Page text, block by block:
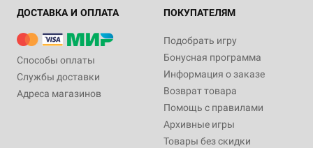
ДОСТАВКА И ОПЛАТА
Способы оплаты
Службы доставки
Адреса магазинов
ПОКУПАТЕЛЯМ
Подобрать игру
Бонусная программа
Информация о заказе
Возврат товара
Помощь с правилами
Архивные игры
Товары без скидки